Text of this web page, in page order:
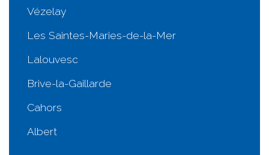
Vézelay
Les Saintes-Maries-de-la-Mer
Lalouvesc
Brive-la-Gaillarde
Cahors
Albert